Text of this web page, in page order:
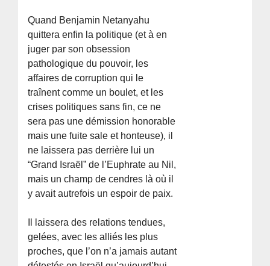
Quand Benjamin Netanyahu
quittera enfin la politique (et à en
juger par son obsession
pathologique du pouvoir, les
affaires de corruption qui le
traînent comme un boulet, et les
crises politiques sans fin, ce ne
sera pas une démission honorable
mais une fuite sale et honteuse), il
ne laissera pas derrière lui un
“Grand Israël” de l’Euphrate au Nil,
mais un champ de cendres là où il
y avait autrefois un espoir de paix.
Il laissera des relations tendues,
gelées, avec les alliés les plus
proches, que l’on n’a jamais autant